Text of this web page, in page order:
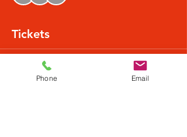
Tickets
Verkauf beendet
Phone Email